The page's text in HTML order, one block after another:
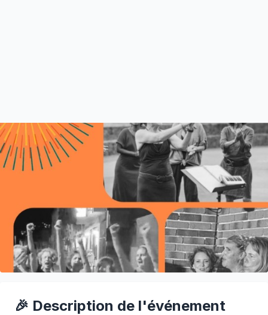
🎉 Description de l'événement